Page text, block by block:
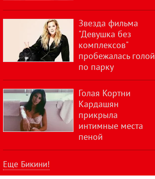
Звезда фильма
"Девушка без
комплексов"
пробежалась голой
по парку
Голая Кортни
Кардашян
прикрыла
интимные места
пеной
Еще Бикини!